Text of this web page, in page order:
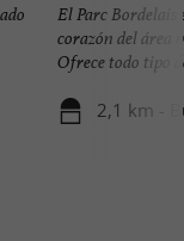
El Parc Bordelais
corazón del área
Ofrece todo tipo
2,1 km -